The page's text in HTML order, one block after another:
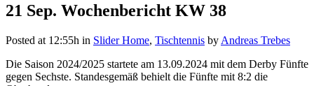
21 Sep. Wochenbericht KW 38
Posted at 12:55h in Slider Home, Tischtennis by Andreas Trebes
Die Saison 2024/2025 startete am 13.09.2024 mit dem Derby Fünfte
gegen Sechste. Standesgemäß behielt die Fünfte mit 8:2 die